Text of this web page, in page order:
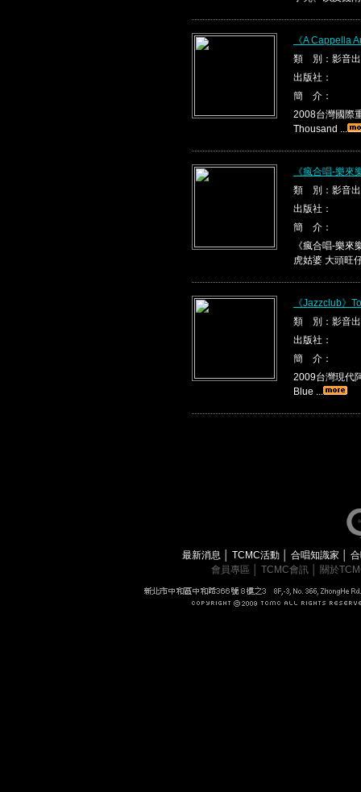
《A Cappella
類 別：影音
出版社：
簡 介：
2008台灣國際
Thousand ...
《瘋合唱-樂
類 別：影音
出版社：
簡 介：
《瘋合唱-樂
虎姑婆 大頭旺
《Jazzclub》
類 別：影音
出版社：
簡 介：
2009台灣現代
Blue ...
最新消息 TCMC活動 合唱知識家
會員專區
TCMC會訊 關於